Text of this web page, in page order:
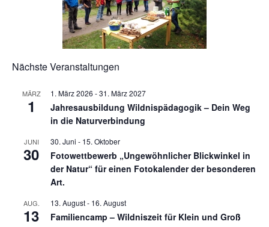
Nächste Veranstaltungen
MÄRZ
1
1. März 2026 -31. März 2027
Jahresausbildung Wildnispädagogik – Dein Weg
in die Naturverbindung
JUNI
30
30. Juni - 15. Oktober
Fotowettbewerb „Ungewöhnlicher Blickwinkel in
der Natur“ für einen Fotokalender der besonderen
Art.
AUG.
13
13. August- 16. August
Familiencamp – Wildniszeit für Klein und Groß